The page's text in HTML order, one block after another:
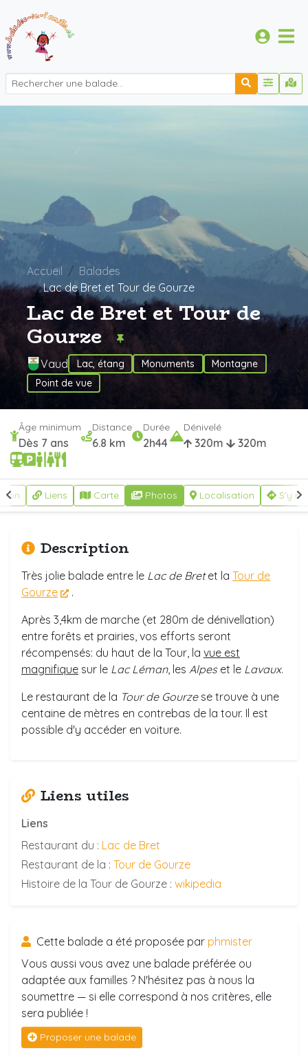
Accueil
Balades
Lac de Bret et Tour de Gourze
Lac de Bret et Tour de
Gourze
Vaud Lac, étang Monuments
Montagne
Point de vue
Âge minimum
Dès 7 ans
Distance
6.8 km
Durée
2h44
Dénivelé
320m 320m
Liens Carte Photos Localisation S'y
Description
Très jolie balade entre le Lac de Bretet la Tour de
Gourze
.
Après 3,4km de marche (et 280m de dénivellation)
entre forêts et prairies, vos efforts seront
récompensés: du haut de la Tour, la vue est
magnifique sur le Lac Léman, les Alpeset le Lavaux.
Le restaurant de la Tour de Gourzese trouve à une
centaine de mètres en contrebas de la tour. Il est
possible d'y accéder en voiture.
Liens utiles
Liens
Restaurant du : Lac de Bret
Restaurant de la : Tour de Gourze
Histoire de la Tour de Gourze : wikipedia
Cette balade a été proposée par phmister
Vous aussi vous avez une balade préférée ou
adaptée aux familles ? N'hésitez pas à nous la
soumettre — si elle correspond à nos critères, elle
sera publiée !
Proposer une balade